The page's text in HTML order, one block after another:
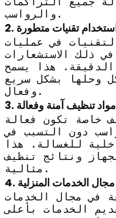
والرواسب.
استخدام تقنيات متطورة
في عمليات
ذلك الاستشعارات
الدقيقة. هذا يسمح
وحلها بشكل سريع
وفعال.
3. مواد تنظيف آمنة وفعالة
خاصة تكون فعالة
دون التسبب في
للغسالة. هذا
ونتائج تنظيف
مثالية.
مجال الخدمات المنزلية
في مجال الخدمات
الخدمات بأعلى